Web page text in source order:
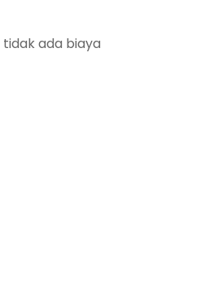
tidak ada biaya